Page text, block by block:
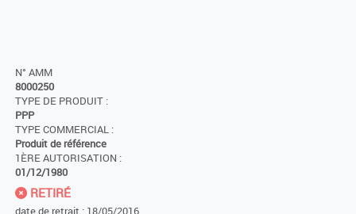
N° AMM
8000250
TYPE DE PRODUIT :
PPP
TYPE COMMERCIAL :
Produit de référence
1ÈRE AUTORISATION :
01/12/1980
RETIRÉ
date de retrait : 18/05/2016